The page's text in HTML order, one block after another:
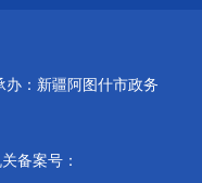
办：新疆阿图什市政务
备案号：